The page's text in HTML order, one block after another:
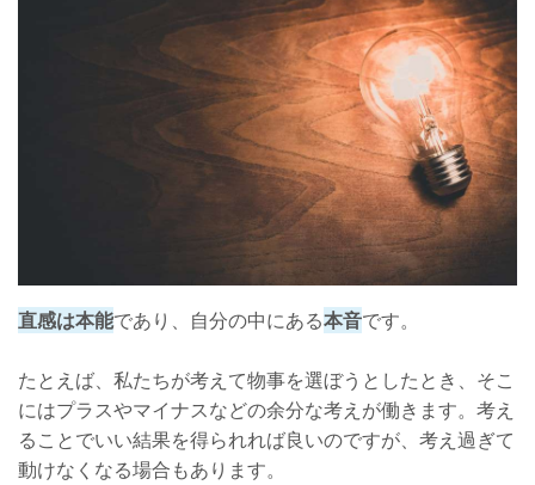
直感は本能であり、自分の中にある本音です。
たとえば、私たちが考えて物事を選ぼうとしたとき、そこ
にはプラスやマイナスなどの余分な考えが働きます。考え
ることでいい結果を得られれば良いのですが、考え過ぎて
動けなくなる場合もあります。